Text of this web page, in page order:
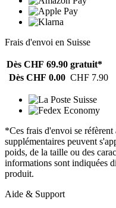
Frais d'envoi en Suisse
Dès CHF 69.90 gratuit*
Dès CHF 0.00 CHF 7.90
*Ces frais d'envoi se
supplémentaires peuvent
poids, de la taille ou des
informations sont indiquées
produit.
Aide & Support